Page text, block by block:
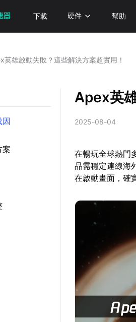
下載 硬件 幫助
英雄啟動失敗？這些解決方案超實用！
因
案
Apex英
2025-08-04
在暢玩全球熱門
品需穩定連線海
在啟動畫面，確